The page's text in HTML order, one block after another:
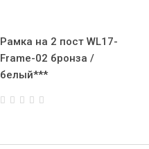
Рамка на 2 пост WL17-
Frame-02 бронза /
белый***